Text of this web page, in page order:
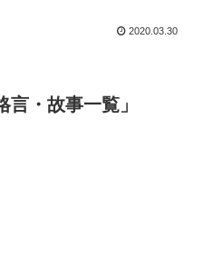
2020.03.30
・故事一覧」